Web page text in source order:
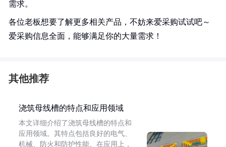
需求。
各位老板想要了解更多相关产品，不妨来爱采购试试吧～
爱采购信息全面，能够满足你的大量需求！
其他推荐
浇筑母线槽的特点和应用领域
本文详细介绍了浇筑母线槽的特点和
应用领域。其特点包括良好的电气、
机械、防火和防护性能。在应用上，